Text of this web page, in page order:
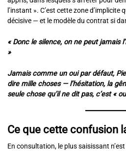
l’instant ». C’est cette zone d’implicite
décisive — et le modèle du contrat si
« Donc le silence, on ne peut jamais
»
Jamais comme un oui par défaut,
dire mille choses — l’hésitation, la
seule chose qu’il ne dit pas, c’est «
Ce que cette confusion
En consultation, le plus saisissant